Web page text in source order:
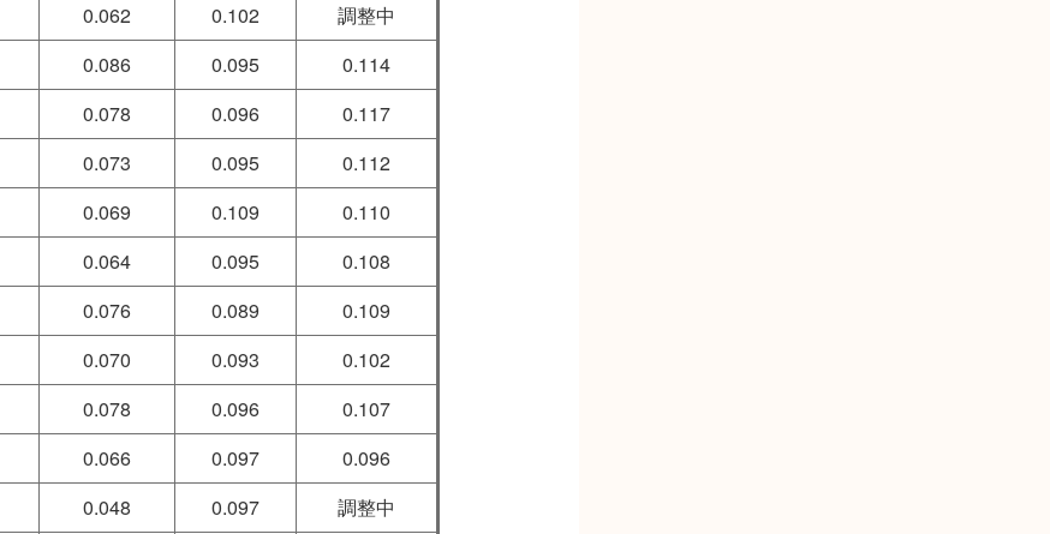
0.062 0.102
調整中
0.086 0.095
0.114
0.078 0.096
0.117
0.073 0.095
0.112
0.069 0.109
0.110
0.064 0.095
0.108
0.076 0.089
0.109
0.070 0.093
0.102
0.078 0.096
0.107
0.066 0.097
0.096
0.048 0.097
調整中